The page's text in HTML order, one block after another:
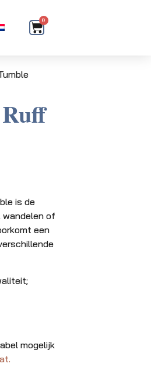
0
is de
wandelen of
een
mogelijk